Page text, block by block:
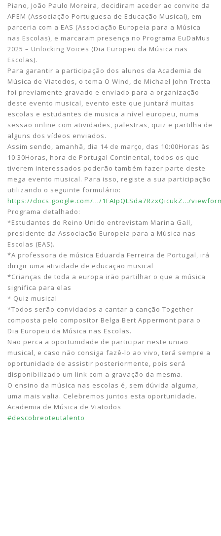
Piano, João Paulo Moreira, decidiram aceder ao convite da
APEM (Associação Portuguesa de Educação Musical), em
parceria com a EAS (Associação Europeia para a Música
nas Escolas), e marcaram presença no Programa EuDaMus
2025 – Unlocking Voices (Dia Europeu da Música nas
Escolas).
Para garantir a participação dos alunos da Academia de
Música de Viatodos, o tema O Wind, de Michael John Trotta
foi previamente gravado e enviado para a organização
deste evento musical, evento este que juntará muitas
escolas e estudantes de musica a nível europeu, numa
sessão online com atividades, palestras, quiz e partilha de
alguns dos vídeos enviados.
Assim sendo, amanhã, dia 14 de março, das 10:00Horas às
10:30Horas, hora de Portugal Continental, todos os que
tiverem interessados poderão também fazer parte deste
mega evento musical. Para isso, registe a sua participação
utilizando o seguinte formulário:
https://docs.google.com/.../1FAIpQLSda7RzxQicukZ.../
Programa detalhado:
*Estudantes do Reino Unido entrevistam Marina Gall,
presidente da Associação Europeia para a Música nas
Escolas (EAS).
*A professora de música Eduarda Ferreira de Portugal, irá
dirigir uma atividade de educação musical
*Crianças de toda a europa irão partilhar o que a música
significa para elas
* Quiz musical
*Todos serão convidados a cantar a canção Together
composta pelo compositor Belga Bert Appermont para o
Dia Europeu da Música nas Escolas.
Não perca a oportunidade de participar neste união
musical, e caso não consiga fazê-lo ao vivo, terá sempre a
oportunidade de assistir posteriormente, pois será
disponibilizado um link com a gravação da mesma.
O ensino da música nas escolas é, sem dúvida alguma,
uma mais valia. Celebremos juntos esta oportunidade.
Academia de Música de Viatodos
#descobreoteutalento